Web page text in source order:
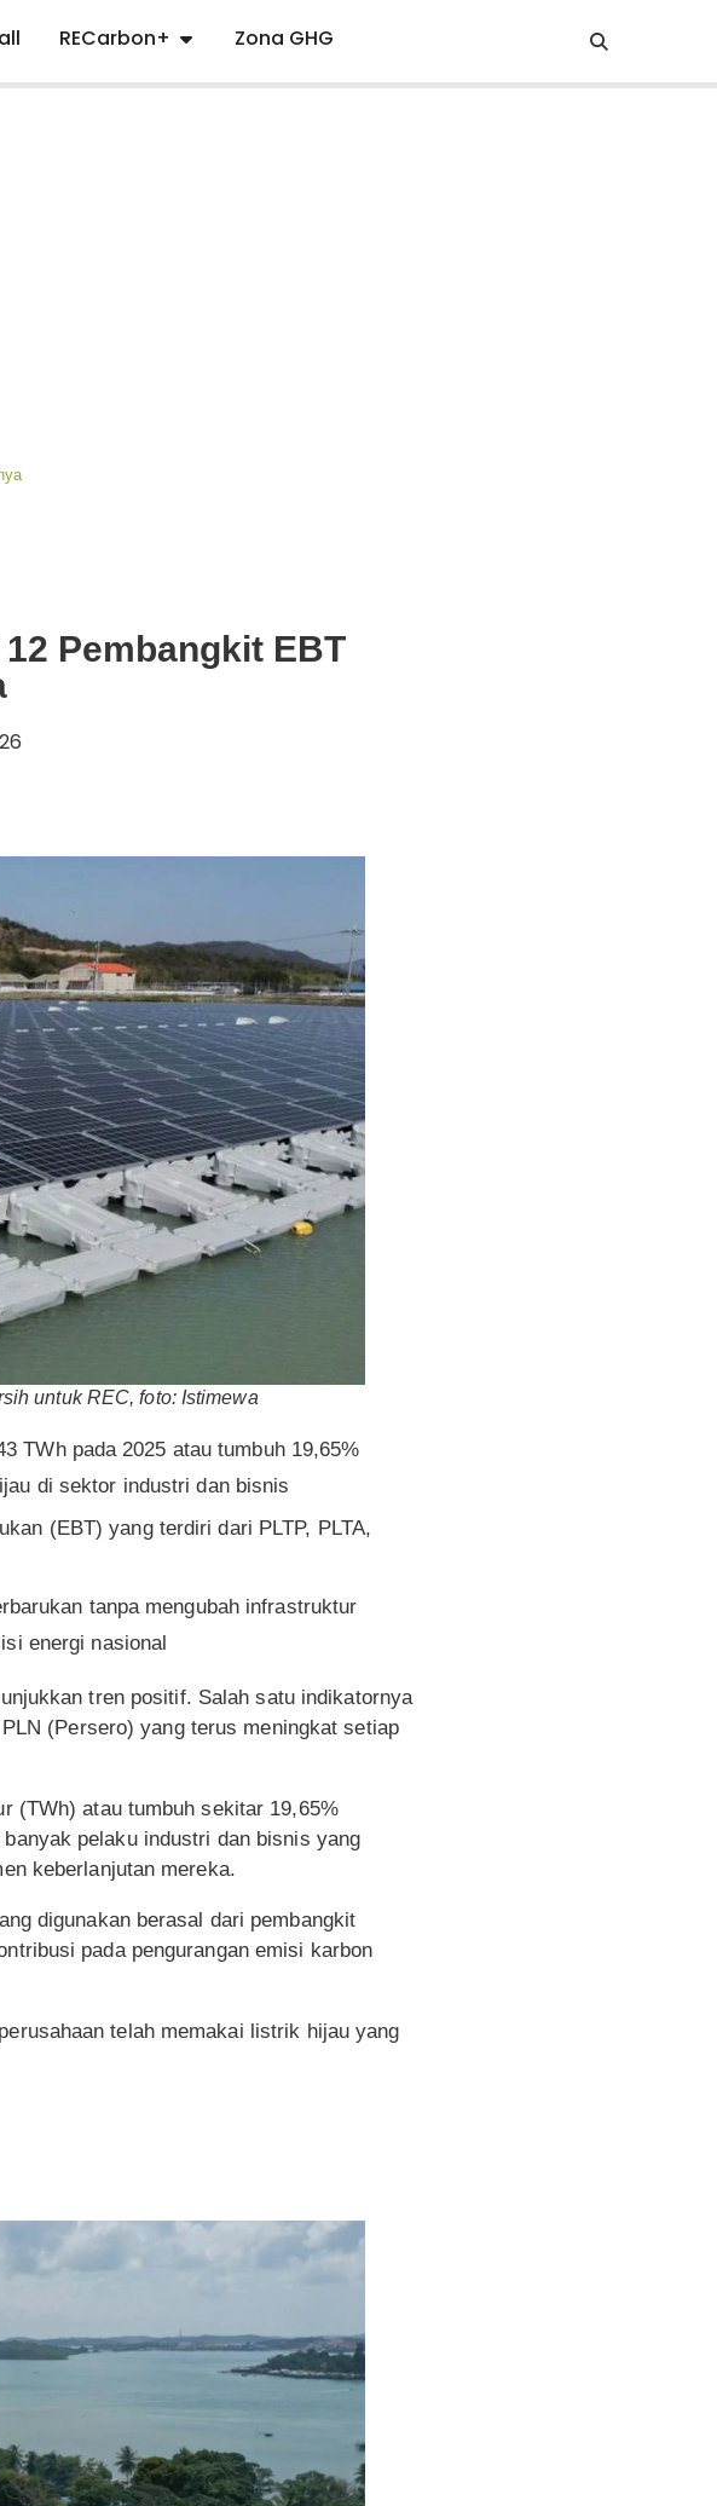
RECarbon+ Zona GHG
Pembangkit EBT
untuk REC, foto: Istimewa
TWh pada 2025 atau tumbuh 19,65%
di sektor industri dan bisnis
(EBT) yang terdiri dari PLTP, PLTA,
tanpa mengubah infrastruktur
energi nasional
tren positif. Salah satu indikatornya
(Persero) yang terus meningkat setiap
(TWh) atau tumbuh sekitar 19,65%
pelaku industri dan bisnis yang
keberlanjutan mereka.
digunakan berasal dari pembangkit
pada pengurangan emisi karbon
telah memakai listrik hijau yang